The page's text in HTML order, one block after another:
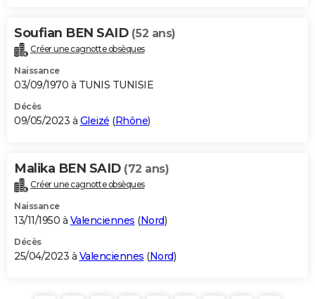
Soufian BEN SAID (52 ans)
Créer une cagnotte obsèques
Naissance
03/09/1970 à TUNIS TUNISIE
Décès
09/05/2023 à Gleizé (Rhône)
Malika BEN SAID (72 ans)
Créer une cagnotte obsèques
Naissance
13/11/1950 à Valenciennes (Nord)
Décès
25/04/2023 à Valenciennes (Nord)